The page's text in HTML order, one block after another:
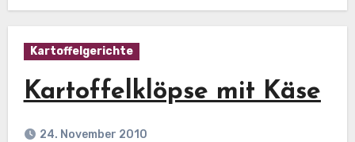
Kartoffelgerichte
Kartoffelklöpse mit Käse
24. November 2010